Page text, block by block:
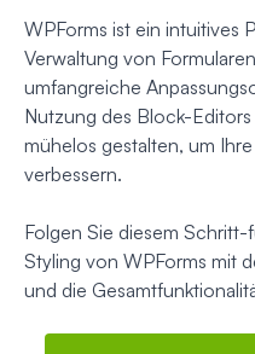
WPForms ist ein intuitives
Verwaltung von
umfangreiche
Nutzung des Block-
mühelos gestalten, um
verbessern.
Folgen Sie diesem
Styling von WPForms mit
und die